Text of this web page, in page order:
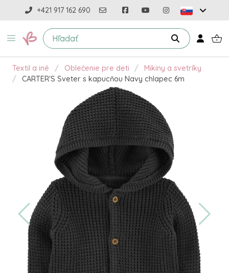
+421 917 162 690
Textil a iné Oblečenie pre deti
Mikiny a svetríky
CARTER'S Sveter s kapucňou Navy chlapec 6m